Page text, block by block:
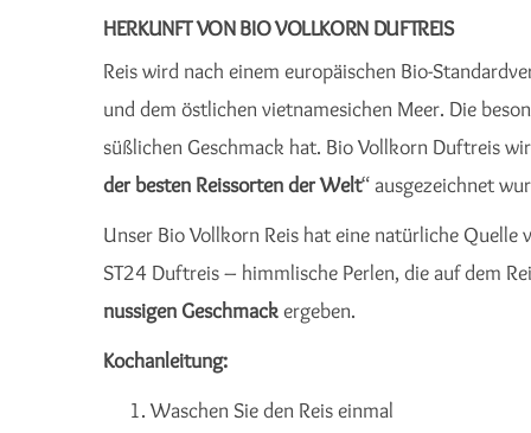
HERKUNFT VON BIO VOLLKORN DUFTREIS
Reis wird nach einem europäischen Bio-
und dem östlichen vietnamesichen Meer. Die
süßlichen Geschmack hat. Bio Vollkorn Duftreis
der besten Reissorten der Welt“ ausgezeichnet
Unser Bio Vollkorn Reis hat eine natürliche
ST24 Duftreis – himmlische Perlen, die auf dem
nussigen Geschmackergeben.
Kochanleitung:
Waschen Sie den Reis einmal